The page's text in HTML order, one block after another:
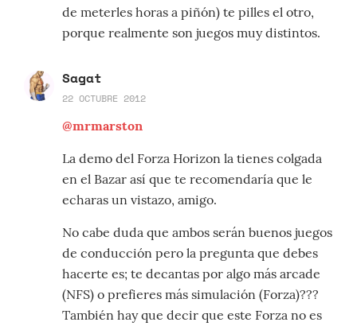
de meterles horas a piñón) te pilles el otro,
porque realmente son juegos muy distintos.
Sagat
22 OCTUBRE 2012
@mrmarston
La demo del Forza Horizon la tienes colgada
en el Bazar así que te recomendaría que le
echaras un vistazo, amigo.
No cabe duda que ambos serán buenos juegos
de conducción pero la pregunta que debes
hacerte es; te decantas por algo más arcade
(NFS) o prefieres más simulación (Forza)???
También hay que decir que este Forza no es